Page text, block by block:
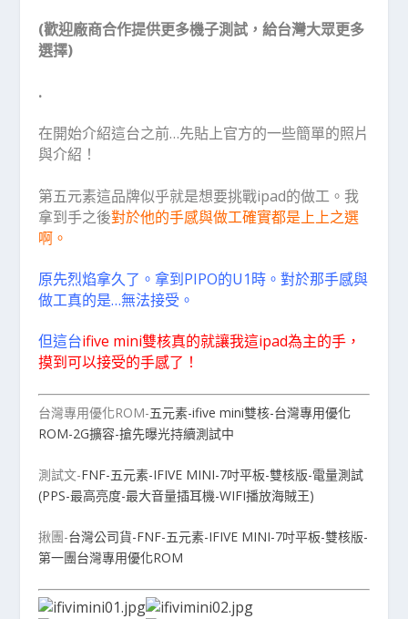
(歡迎廠商合作提供更多機子測試，給台灣大眾更多
選擇)
.
在開始介紹這台之前…先貼上官方的一些簡單的照片
與介紹！
第五元素這品牌似乎就是想要挑戰ipad的做工。我
拿到手之後對於他的手感與做工確實都是上上之選
啊。
原先烈焰拿久了。拿到PIPO的U1時。對於那手感與
做工真的是…無法接受。
但這台ifive mini雙核真的就讓我這ipad為主的手，
摸到可以接受的手感了！
台灣專用優化ROM-五元素-ifive mini雙核-台灣專用優化
ROM-2G擴容-搶先曝光持續測試中
測試文-FNF-五元素-IFIVE MINI-7吋平板-雙核版-電量測試
(PPS-最高亮度-最大音量插耳機-WIFI播放海賊王)
揪團-台灣公司貨-FNF-五元素-IFIVE MINI-7吋平板-雙核版-
第一團台灣專用優化ROM